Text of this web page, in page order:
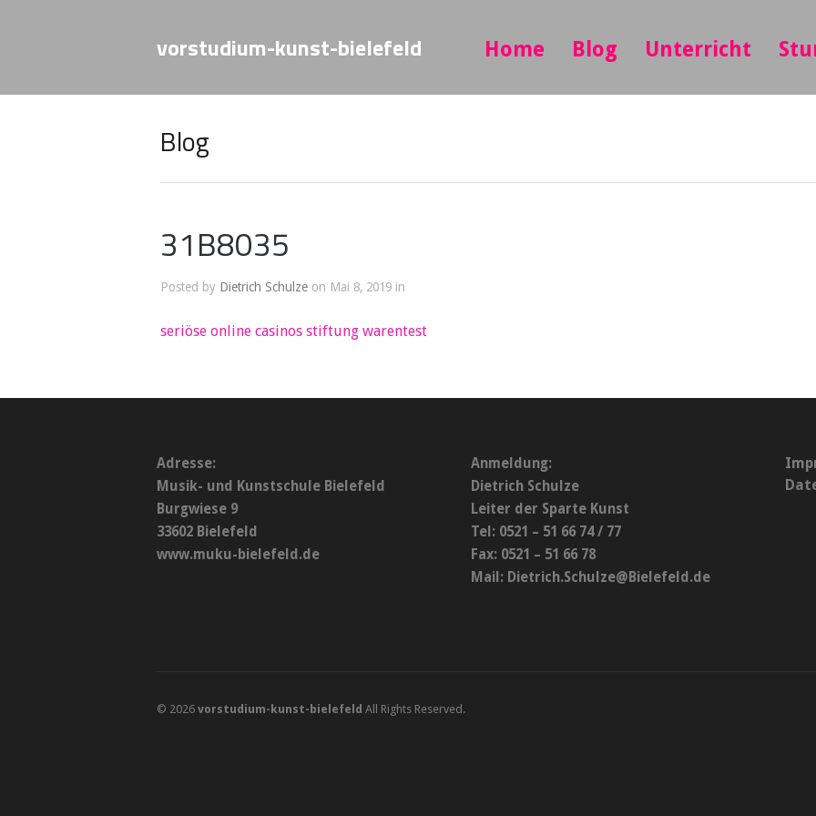
vorstudium-kunst-bielefeld Home Blog Unterricht
Blog
31B8035
Posted by Dietrich Schulze on Mai 8, 2019 in
seriöse online casinos stiftung warentest
Adresse:
Musik- und Kunstschule Bielefeld
Burgwiese 9
33602 Bielefeld
www.muku-bielefeld.de
Anmeldung:
Dietrich Schulze
Leiter der Sparte Kunst
Tel: 0521 – 51 66 74 / 77
Fax: 0521 – 51 66 78
Mail: Dietrich.Schulze@Bielefeld.de
© 2026 vorstudium-kunst-bielefeld All Rights Reserved.